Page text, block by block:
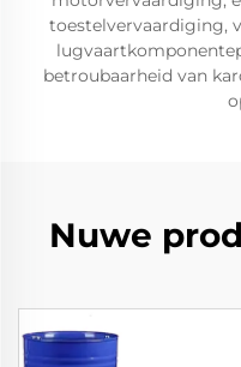
toestelvervaardiging,
betroubaarheid van
Nuwe